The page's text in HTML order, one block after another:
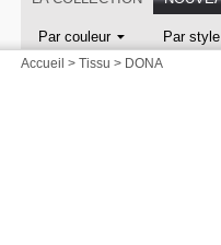
Par couleur Par style
Accueil > Tissu > DONA